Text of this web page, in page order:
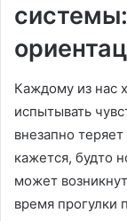
Каждому из нас
испытывать
внезапно
кажется, будто
может
время прогулки